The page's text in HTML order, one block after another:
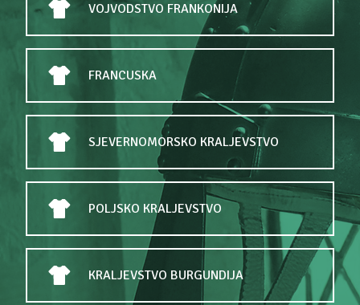
VOJVODSTVO FRANKONIJA
FRANCUSKA
SJEVERNOMORSKO KRALJEVSTVO
POLJSKO KRALJEVSTVO
KRALJEVSTVO BURGUNDIJA